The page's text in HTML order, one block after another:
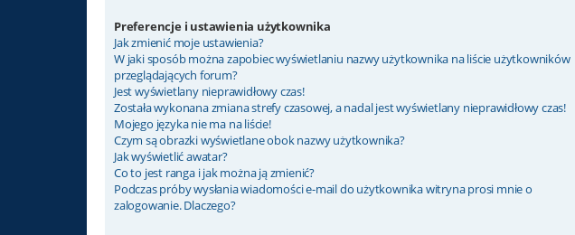
Preferencje i ustawienia użytkownika
Jak zmienić moje ustawienia?
W jaki sposób można zapobiec wyświetlaniu nazwy użytkownika na liście użytkowników
przeglądających forum?
Jest wyświetlany nieprawidłowy czas!
Została wykonana zmiana strefy czasowej, a nadal jest wyświetlany nieprawidłowy czas!
Mojego języka nie ma na liście!
Czym są obrazki wyświetlane obok nazwy użytkownika?
Jak wyświetlić awatar?
Co to jest ranga i jak można ją zmienić?
Podczas próby wysłania wiadomości e-mail do użytkownika witryna prosi mnie o
zalogowanie. Dlaczego?